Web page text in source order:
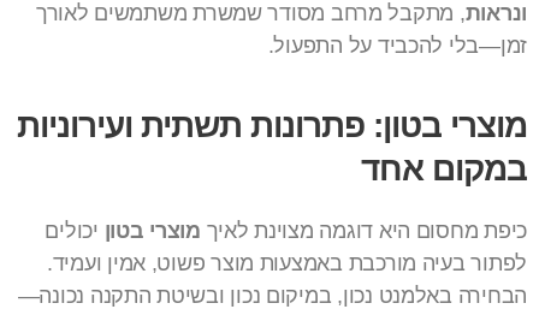
ונראות, מתקבל מרחב מסודר שמשרת משתמשים לאורך
זמן—בלי להכביד על התפעול.
מוצרי בטון: פתרונות תשתית ועירוניות
במקום אחד
כיפת מחסום היא דוגמה מצוינת לאיך מוצרי בטון יכולים
לפתור בעיה מורכבת באמצעות מוצר פשוט, אמין ועמיד.
הבחירה באלמנט נכון, במיקום נכון ובשיטת התקנה נכונה—